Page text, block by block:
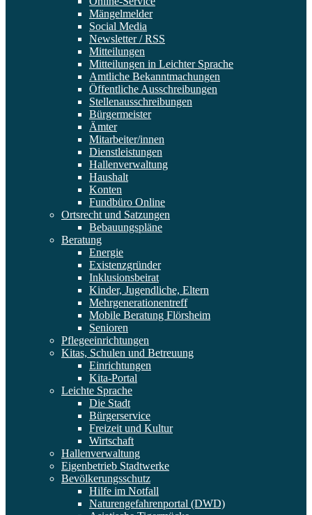
Mängelmelder
Social Media
Newsletter / RSS
Mitteilungen
Mitteilungen in Leichter Sprache
Amtliche Bekanntmachungen
Öffentliche Ausschreibungen
Stellenausschreibungen
Bürgermeister
Ämter
Mitarbeiter/innen
Dienstleistungen
Hallenverwaltung
Haushalt
Konten
Fundbüro Online
Ortsrecht und Satzungen
Bebauungspläne
Beratung
Energie
Existenzgründer
Inklusionsbeirat
Kinder, Jugendliche, Eltern
Mehrgenerationentreff
Mobile Beratung Flörsheim
Senioren
Pflegeeinrichtungen
Kitas, Schulen und Betreuung
Einrichtungen
Kita-Portal
Leichte Sprache
Die Stadt
Bürgerservice
Freizeit und Kultur
Wirtschaft
Hallenverwaltung
Eigenbetrieb Stadtwerke
Bevölkerungsschutz
Hilfe im Notfall
Naturengefahrenportal (DWD)